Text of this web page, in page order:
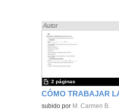
Encontrado «LENGUA
Autor
subido por M. Carmen B.
2 páginas